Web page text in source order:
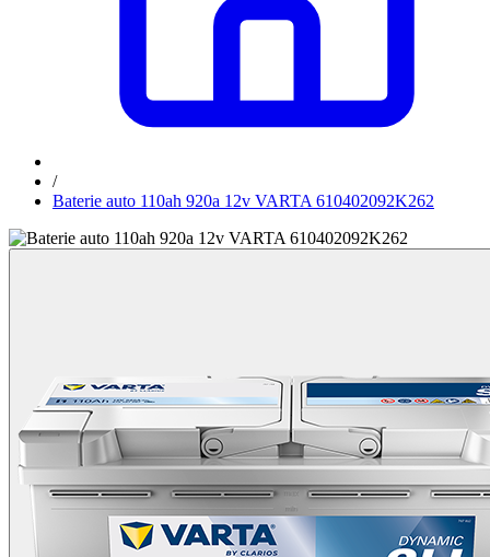
/
Baterie auto 110ah 920a 12v VARTA 610402092K262